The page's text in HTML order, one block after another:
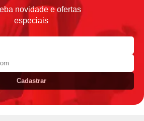
novidade e ofertas
especiais
Cadastrar